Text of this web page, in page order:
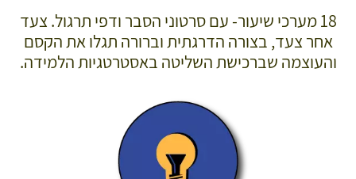
18 מערכי שיעור- עם סרטוני הסבר ודפי תרגול. צעד
אחר צעד, בצורה הדרגתית וברורה תגלו את הקסם
והעוצמה שברכישת השליטה באסטרטגיות הלמידה.